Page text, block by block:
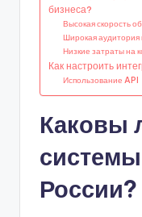
бизнеса?
Высокая скорость
Широкая аудитория
Низкие затраты на
Как настроить
Использование API
Каковы
России?